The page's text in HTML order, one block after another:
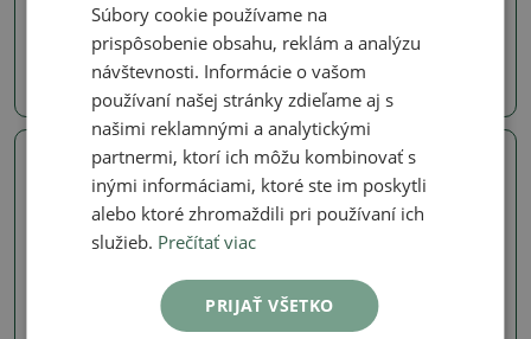
1567-M26-2333 SKU:1567-M26-2332
7.85 €
Skutočná fotografia Skutočná fotografia
Súbory cookie používame na
prispôsobenie obsahu, reklám a analýzu
návštevnosti. Informácie o vašom
používaní našej stránky zdieľame aj s
našimi reklamnými a analytickými
partnermi, ktorí ich môžu kombinovať s
inými informáciami, ktoré ste im poskytli
alebo ktoré zhromaždili pri používaní ich
služieb. Prečítať viac
PRIJAŤ VŠETKO